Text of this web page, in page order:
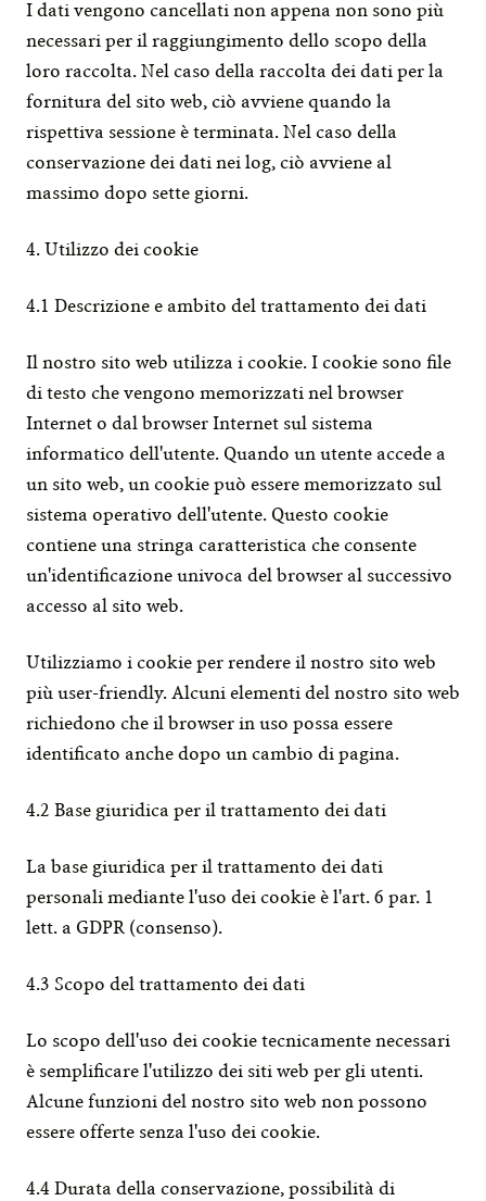
I dati vengono cancellati non appena non sono più
necessari per il raggiungimento dello scopo della
loro raccolta. Nel caso della raccolta dei dati per la
fornitura del sito web, ciò avviene quando la
rispettiva sessione è terminata. Nel caso della
conservazione dei dati nei log, ciò avviene al
massimo dopo sette giorni.
4. Utilizzo dei cookie
4.1 Descrizione e ambito del trattamento dei dati
Il nostro sito web utilizza i cookie. I cookie sono file
di testo che vengono memorizzati nel browser
Internet o dal browser Internet sul sistema
informatico dell'utente. Quando un utente accede a
un sito web, un cookie può essere memorizzato sul
sistema operativo dell'utente. Questo cookie
contiene una stringa caratteristica che consente
un'identificazione univoca del browser al successivo
accesso al sito web.
Utilizziamo i cookie per rendere il nostro sito web
più user-friendly. Alcuni elementi del nostro sito web
richiedono che il browser in uso possa essere
identificato anche dopo un cambio di pagina.
4.2 Base giuridica per il trattamento dei dati
La base giuridica per il trattamento dei dati
personali mediante l'uso dei cookie è l'art. 6 par. 1
lett. a GDPR (consenso).
4.3 Scopo del trattamento dei dati
Lo scopo dell'uso dei cookie tecnicamente necessari
è semplificare l'utilizzo dei siti web per gli utenti.
Alcune funzioni del nostro sito web non possono
essere offerte senza l'uso dei cookie.
4.4 Durata della conservazione, possibilità di